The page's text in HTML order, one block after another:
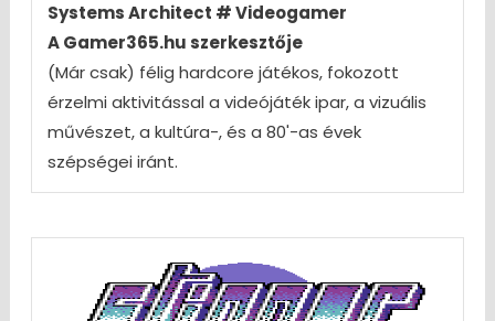
Systems Architect # Videogamer
A Gamer365.hu szerkesztője
(Már csak) félig hardcore játékos, fokozott
érzelmi aktivitással a videójáték ipar, a vizuális
művészet, a kultúra-, és a 80'-as évek
szépségei iránt.